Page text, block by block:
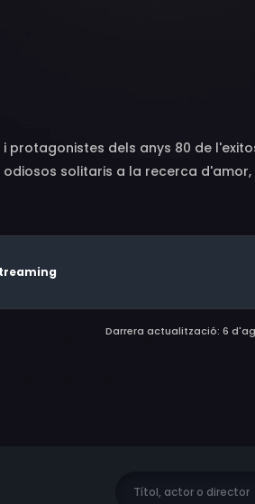
protagonistes dels anys 80 de
odiosos solitaris a la recerca
Darrera actualització: 6